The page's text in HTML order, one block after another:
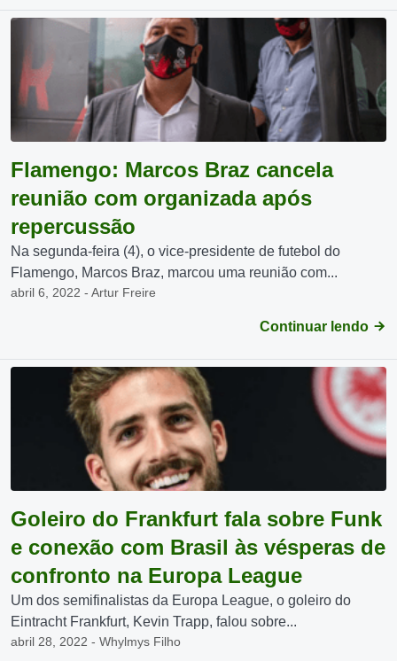
Flamengo: Marcos Braz cancela
reunião com organizada após
repercussão
Na segunda-feira (4), o vice-presidente de futebol do
Flamengo, Marcos Braz, marcou uma reunião com...
abril 6, 2022 - Artur Freire
Continuar lendo
Goleiro do Frankfurt fala sobre Funk
e conexão com Brasil às vésperas de
confronto na Europa League
Um dos semifinalistas da Europa League, o goleiro do
Eintracht Frankfurt, Kevin Trapp, falou sobre...
abril 28, 2022 - Whylmys Filho